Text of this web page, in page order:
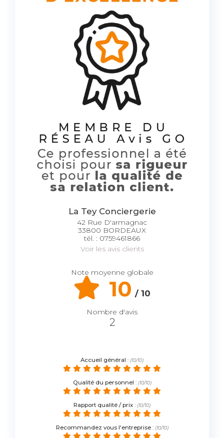
La Tey Conciergerie
42 Rue D'armagnac
33800 BORDEAUX
tél. : 0759461866
Voir les avis clients
Note moyenne globale
10 / 10
Nombre d'avis
2
Accueil général : (10/10)
Qualité du personnel : (10/10)
Rapport qualité / prix : (10/10)
Recommandez vous l'entreprise: (10/10)